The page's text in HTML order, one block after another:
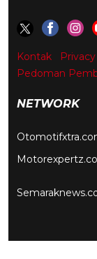
Kontak
Pedoman
NETWORK